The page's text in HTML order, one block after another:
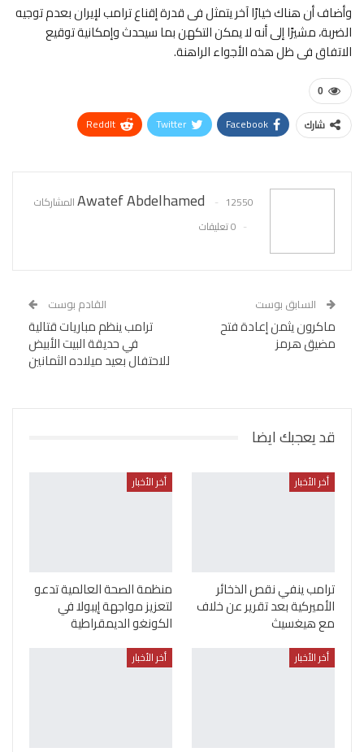
وأضاف أن هناك خيارًا آخر يتمثل فى قدرة إقناع ترامب لإيران بعدم توجيه
الضربة، مشيرًا إلى أنه لا يمكن التكهن بما سيحدث وإمكانية توقيع
الاتفاق فى ظل هذه الأجواء الراهنة.
0
شارك Facebook
Twitter
ReddIt
Awatef Abdelhamed
12550 المشاركات
0 تعليقات
السابق بوست
ماكرون يثمن إعادة فتح
مضيق هرمز
القادم بوست
ترامب ينظم مباريات قتالية
في حديقة البيت الأبيض
للاحتفال بعيد ميلاده الثمانين
قد يعجبك ايضا
أخر الأخبار
ترامب ينفي نقص الذخائر
الأميركية بعد تقرير عن خلاف
مع هيغسيث
أخر الأخبار
منظمة الصحة العالمية تدعو
لتعزيز مواجهة إيبولا في
الكونغو الديمقراطية
أخر الأخبار أخر الأخبار